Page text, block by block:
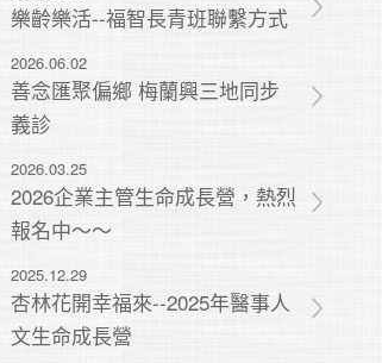
樂齡樂活--福智長青班聯繫方式
2026.06.02
善念匯聚偏鄉 梅蘭興三地同步
義診
2026.03.25
2026企業主管生命成長營，熱烈
報名中～～
2025.12.29
杏林花開幸福來--2025年醫事人
文生命成長營